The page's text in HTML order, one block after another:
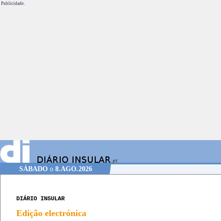
Publicidade.
SÁBADOo 8.AGO.2026
DIÁRIO INSULAR
Edição electrónica